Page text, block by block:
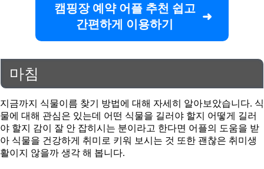
캠핑장 예약 어플 추천 쉽고
간편하게 이용하기
마침
지금까지 식물이름 찾기 방법에 대해 자세히 알아보았습니다. 식
물에 대해 관심은 있는데 어떤 식물을 길러야 할지 어떻게 길러
야 할지 감이 잘 안 잡히시는 분이라고 한다면 어플의 도움을 받
아 식물을 건강하게 취미로 키워 보시는 것 또한 괜찮은 취미생
활이지 않을까 생각 해 봅니다.